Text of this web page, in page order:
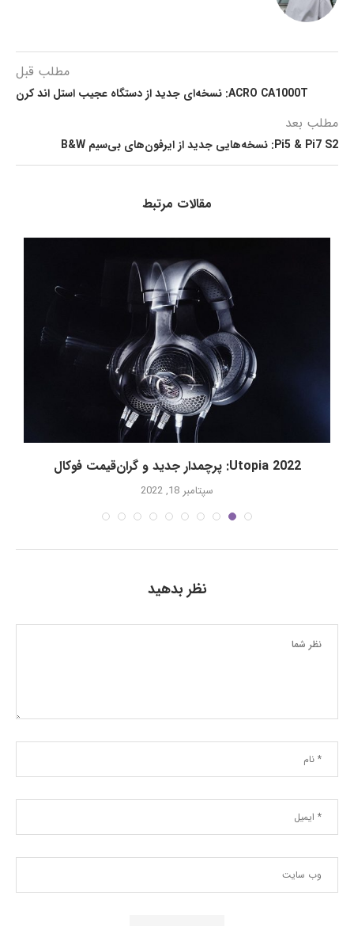
مطلب قبل
ACRO CA1000T: نسخه‌ای جدید از دستگاه عجیب استل اند کرن
مطلب بعد
Pi5 & Pi7 S2: نسخه‌هایی جدید از ایرفون‌های بی‌سیم B&W
مقالات مرتبط
Utopia 2022: پرچمدار جدید و گران‌قیمت فوکال
سپتامبر 18, 2022
نظر بدهید